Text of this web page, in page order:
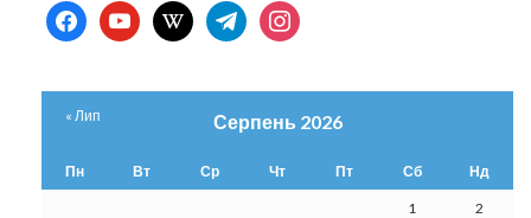
facebookyoutubewikipediatelegraminstagram
Серпень 2026
Пн Вт Ср Чт Пт Сб Нд
1 2
« Лип